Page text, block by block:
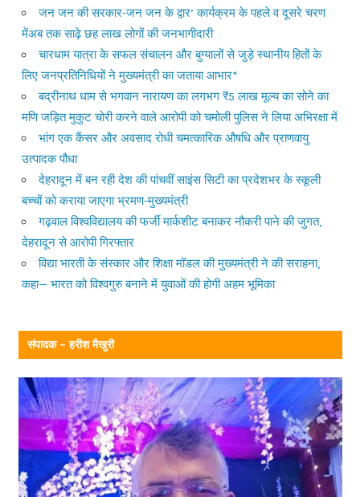
जन जन की सरकार-जन जन के द्वार’ कार्यक्रम के पहले व दूसरे चरण
मेंअब तक साढ़े छह लाख लोगों की जनभागीदारी
चारधाम यात्रा के सफल संचालन और बुग्यालों से जुड़े स्थानीय हितों के
लिए जनप्रतिनिधियों ने मुख्यमंत्री का जताया आभार*
बद्रीनाथ धाम से भगवान नारायण का लगभग ₹5 लाख मूल्य का सोने का
मणि जड़ित मुकुट चोरी करने वाले आरोपी को चमोली पुलिस ने लिया अभिरक्षा में
भांग एक कैंसर और अवसाद रोधी चमत्कारिक औषधि और प्राणवायु
उत्पादक पौधा
देहरादून में बन रही देश की पांचवीं साइंस सिटी का प्रदेशभर के स्कूली
बच्चों को कराया जाएगा भ्रमण-मुख्यमंत्री
गढ़वाल विश्वविद्यालय की फर्जी मार्कशीट बनाकर नौकरी पाने की जुगत,
देहरादून से आरोपी गिरफ्तार
विद्या भारती के संस्कार और शिक्षा मॉडल की मुख्यमंत्री ने की सराहना,
कहा— भारत को विश्वगुरु बनाने में युवाओं की होगी अहम भूमिका
संपादक – हरीश मैखुरी